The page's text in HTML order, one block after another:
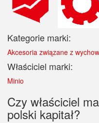
Kategorie marki:
Akcesoria związane z
Właściciel marki:
Minio
Czy właściciel
polski kapitał?